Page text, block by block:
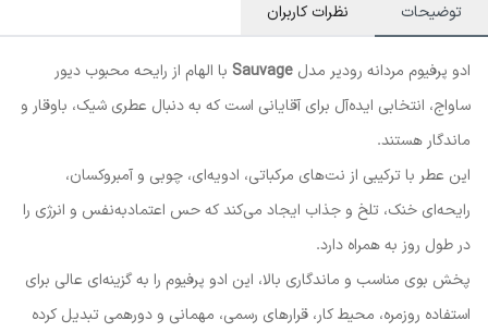
توضیحات نظرات کاربران
ادو پرفیوم مردانه رودیر مدل Sauvage با الهام از رایحه محبوب دیور
ساواج، انتخابی ایده‌آل برای آقایانی است که به دنبال عطری شیک، باوقار و
ماندگار هستند.
این عطر با ترکیبی از نت‌های مرکباتی، ادویه‌ای، چوبی و آمبروکسان،
رایحه‌ای خنک، تلخ و جذاب ایجاد می‌کند که حس اعتمادبه‌نفس و انرژی را
در طول روز به همراه دارد.
پخش بوی مناسب و ماندگاری بالا، این ادو پرفیوم را به گزینه‌ای عالی برای
استفاده روزمره، محیط کار، قرارهای رسمی، مهمانی و دورهمی تبدیل کرده